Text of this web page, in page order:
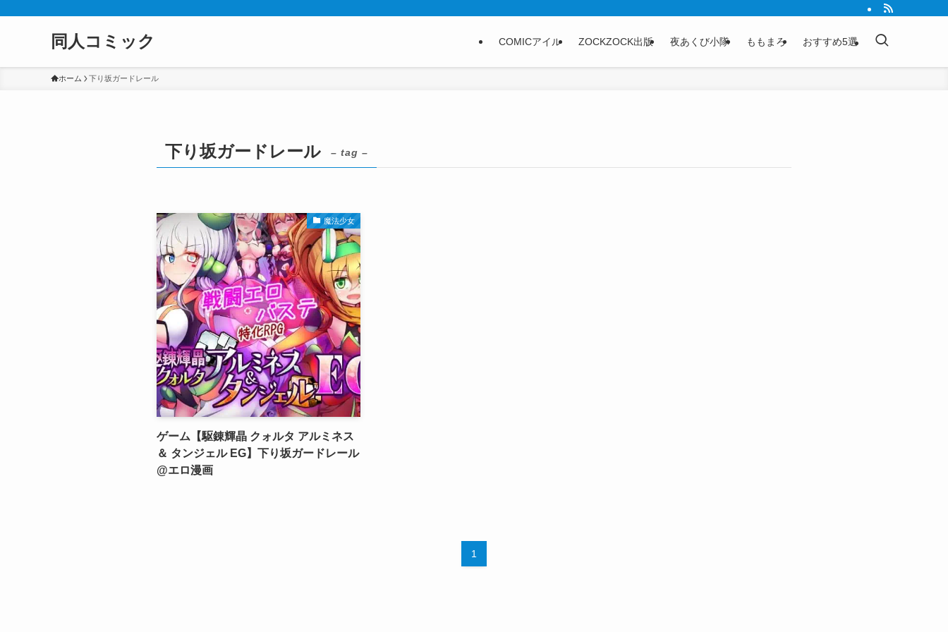
同人コミック COMICアイル ZOCKZOCK出版 夜あくび小隊 ももまろ おすすめ5選
ホーム 下り坂ガードレール
下り坂ガードレール – tag –
魔法少女
ゲーム【駆錬輝晶 クォルタ アルミネス
＆ タンジェル EG】下り坂ガードレール
@エロ漫画
1